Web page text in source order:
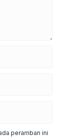
peramban ini